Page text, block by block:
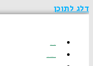
דלג לתוכן